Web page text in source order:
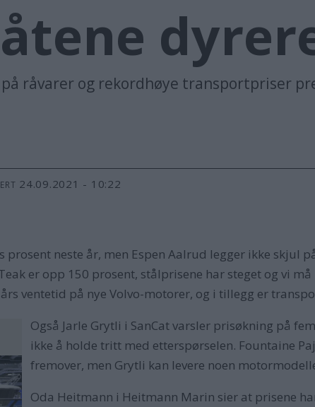
råvarer og rekordhøye transportpriser
24.09.2021 - 10:22
neste år, men Espen Aalrud legger ikke skjul
er opp 150 prosent, stålprisene har steget og vi
ventetid på nye Volvo-motorer, og i tillegg er
Også Jarle Grytli i SanCat varsler prisøkning på
ikke å holde tritt med etterspørselen. Fountaine
fremover, men Grytli kan levere noen
Oda Heitmann i Heitmann Marin sier at prisene